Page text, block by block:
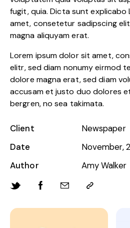
fugit, quia. Dicta sunt explicabo
amet, consetetur sadipscing
magna aliquyam erat.
Lorem ipsum dolor sit amet,
elitr, sed diam nonumy eirmod
dolore magna erat, sed diam
accusam et justo duo dolores
bergren, no sea takimata.
Client
Newspaper
Date
November,
Author
Amy Walker